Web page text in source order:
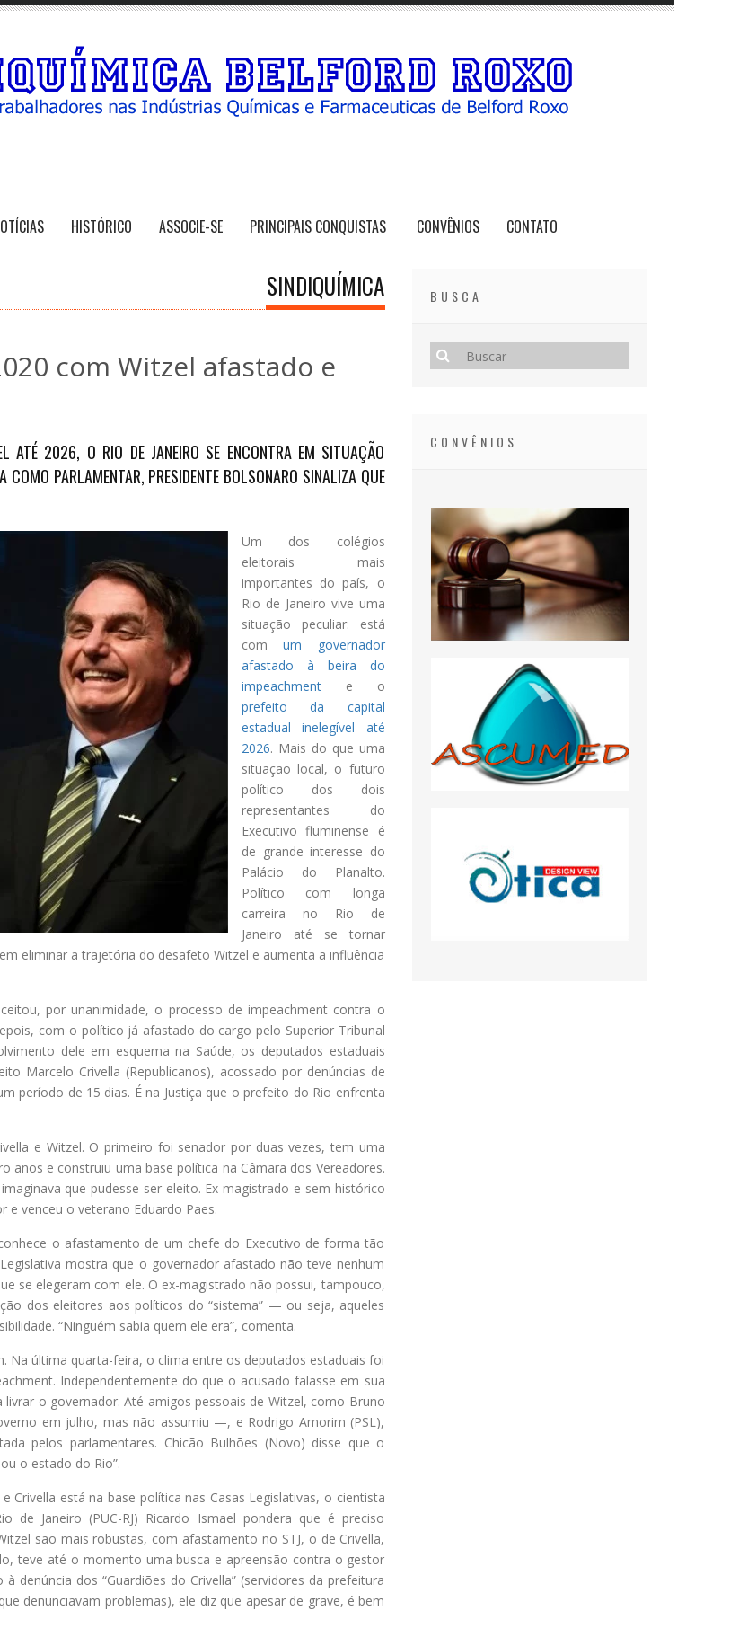
HISTÓRICO ASSOCIE-SE PRINCIPAIS CONQUISTAS CONVÊNIOS CONTATO
SINDIQUÍMICA
com Witzel afastado e
ATÉ 2026, O RIO DE JANEIRO SE ENCONTRA EM SITUAÇÃO
PARLAMENTAR, PRESIDENTE BOLSONARO SINALIZA QUE
Um dos colégios
eleitorais mais
importantes do país, o
Rio de Janeiro vive uma
situação peculiar: está
comum governador
afastado à beira do
impeachment e o
prefeito da capital
estadual inelegível até
2026. Mais do que uma
situação local, o futuro
político dos dois
representantes do
Executivo fluminense é
de grande interesse do
Palácio do Planalto.
Político com longa
carreira no Rio de
Janeiro até se tornar
eliminar a trajetória do desafeto Witzel e aumenta a influência
por unanimidade, o processo de impeachment contra o
com o político já afastado do cargo pelo Superior Tribunal
dele em esquema na Saúde, os deputados estaduais
Marcelo Crivella (Republicanos), acossado por denúncias de
período de 15 dias. É na Justiça que o prefeito do Rio enfrenta
e Witzel. O primeiro foi senador por duas vezes, tem uma
anos e construiu uma base política na Câmara dos Vereadores.
que pudesse ser eleito. Ex-magistrado e sem histórico
venceu o veterano Eduardo Paes.
o afastamento de um chefe do Executivo de forma tão
mostra que o governador afastado não teve nenhum
se elegeram com ele. O ex-magistrado não possui, tampouco,
dos eleitores aos políticos do “sistema” — ou seja, aqueles
“Ninguém sabia quem ele era”, comenta.
Na última quarta-feira, o clima entre os deputados estaduais foi
Independentemente do que o acusado falasse em sua
o governador. Até amigos pessoais de Witzel, como Bruno
em julho, mas não assumiu —, e Rodrigo Amorim (PSL),
pelos parlamentares. Chicão Bulhões (Novo) disse que o
o estado do Rio”.
está na base política nas Casas Legislativas, o cientista
Janeiro (PUC-RJ) Ricardo Ismael pondera que é preciso
são mais robustas, com afastamento no STJ, o de Crivella,
teve até o momento uma busca e apreensão contra o gestor
denúncia dos “Guardiões do Crivella” (servidores da prefeitura
denunciavam problemas), ele diz que apesar de grave, é bem
BUSCA
CONVÊNIOS